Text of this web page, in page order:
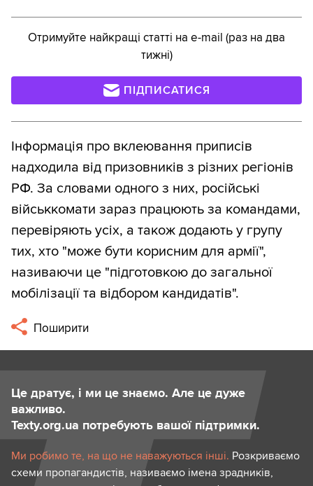
Отримуйте найкращі статті на e-mail (раз на два
тижні)
ПІДПИСАТИСЯ
Інформація про вклеювання приписів
надходила від призовників з різних регіонів
РФ. За словами одного з них, російські
військкомати зараз працюють за командами,
перевіряють усіх, а також додають у групу
тих, хто "може бути корисним для армії",
називаючи це "підготовкою до загальної
мобілізації та відбором кандидатів".
Поширити
Це дратує, і ми це знаємо. Але це дуже
важливо.
Texty.org.ua потребують вашої підтримки.
Ми робимо те, на що не наважуються інші. Розкриваємо
схеми пропагандистів, називаємо імена зрадників,